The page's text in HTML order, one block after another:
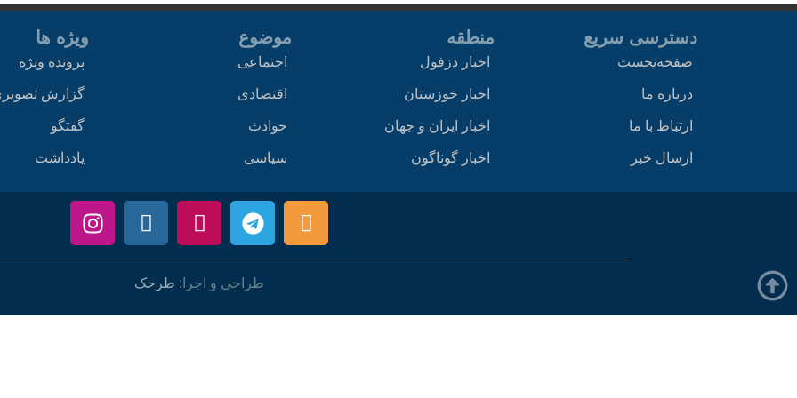
دسترسی سریع
صفحه‌نخست
درباره ما
ارتباط با ما
ارسال خبر
منطقه
اخبار دزفول
اخبار خوزستان
اخبار ایران و جهان
اخبار گوناگون
موضوع
اجتماعی
اقتصادی
حوادث
سیاسی
ویژه ها
پرونده ویژه
گزارش
گفتگو
یادداشت
طراحی و اجرا: طرحک